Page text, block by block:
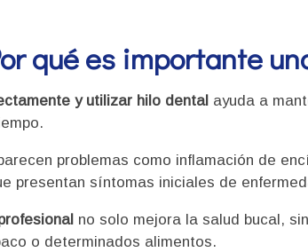
qué es importante
y utilizar hilo dental ayuda a
problemas como inflamación de
presentan síntomas iniciales de
no solo mejora la salud bucal,
o determinados alimentos.